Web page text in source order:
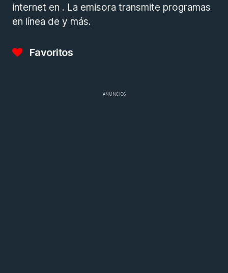
internet en . La emisora transmite programas
en línea de y más.
Favoritos
ANUNCIOS